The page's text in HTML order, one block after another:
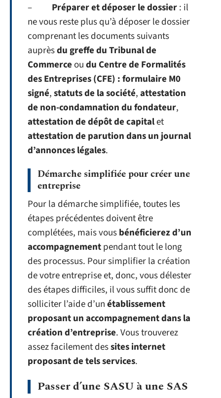
– Préparer et déposer le dossier: il
ne vous reste plus qu’à déposer le dossier
comprenant les documents suivants
auprèsdu greffe du Tribunal de
Commerce oudu Centre de Formalités
des Entreprises (CFE) : formulaire M0
signé,statuts de la société,attestation
de non-condamnation du fondateur,
attestation de dépôt de capitalet
attestation de parution dans un journal
d’annonces légales.
Démarche simplifiée pour créer une
entreprise
Pour la démarche simplifiée, toutes les
étapes précédentes doivent être
complétées, mais vousbénéficierez d’un
accompagnementpendant tout le long
des processus. Pour simplifier la création
de votre entreprise et, donc, vous délester
des étapes difficiles, il vous suffit donc de
solliciter l’aide d’unétablissement
proposant un accompagnement dans la
création d’entreprise. Vous trouverez
assez facilement dessites internet
proposant de tels services.
Passer d’une SASU à une SAS